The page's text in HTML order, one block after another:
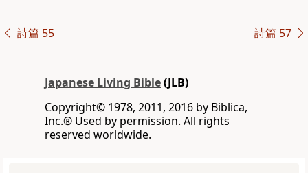
詩篇 55 詩篇 57
Japanese Living Bible(JLB)
Copyright© 1978, 2011, 2016 by Biblica,
Inc.® Used by permission. All rights
reserved worldwide.